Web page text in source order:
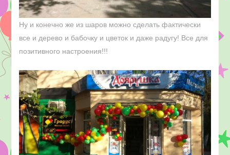
Ну и конечно же из шаров можно сделать фактически
все и дерево и бабочку и цветок и даже радугу! Все для
позитивного настроения!!!